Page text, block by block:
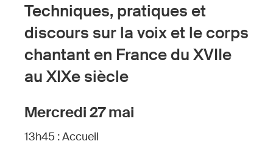
Techniques, pratiques et
discours sur la voix et le corps
chantant en France du XVIIe
au XIXe siècle
Mercredi 27 mai
13h45 : Accueil